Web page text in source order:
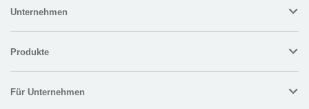
Unternehmen
Produkte
Für Unternehmen